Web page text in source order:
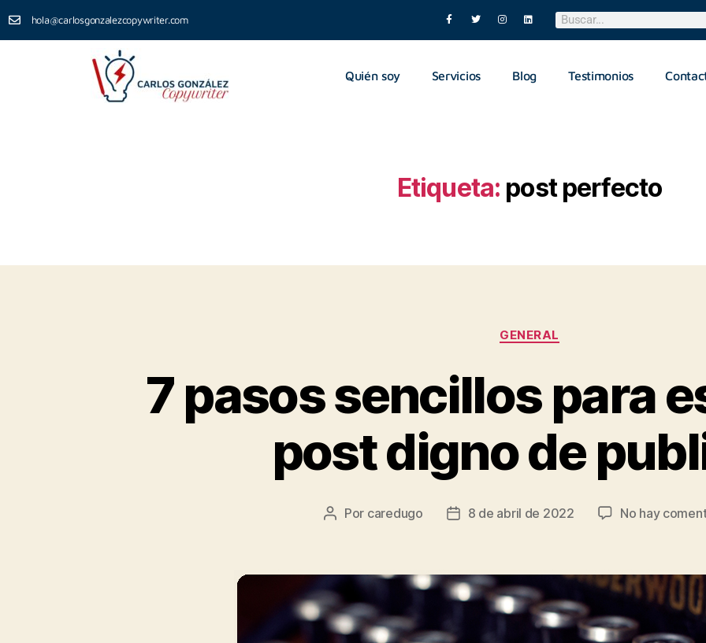
hola@carlosgonzalezcopywriter.com
Quién soy Servicios Blog Testimonios
Etiqueta: post perfecto
GENERAL
7 pasos sencillos para
post digno de
Por caredugo 8 de abril de 2022 No hay